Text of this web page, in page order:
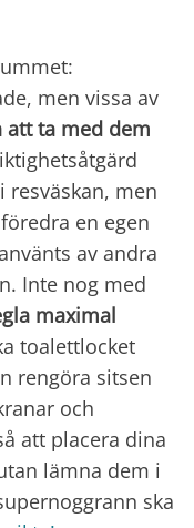
men vissa av
att ta med dem
men
en egen
av andra
Inte nog med
maximal
toalettlocket
rengöra sitsen
och
att placera dina
lämna dem i
ska